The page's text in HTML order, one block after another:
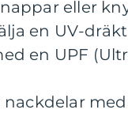
eller
en UV-
en UPF